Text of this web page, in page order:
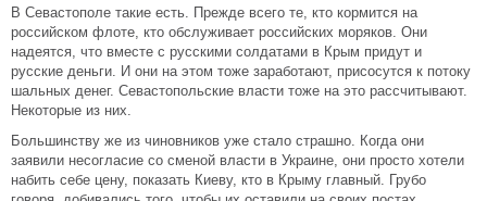
В Севастополе такие есть. Прежде всего те, кто кормится на
российском флоте, кто обслуживает российских моряков. Они
надеятся, что вместе с русскими солдатами в Крым придут и
русские деньги. И они на этом тоже заработают, присосутся к потоку
шальных денег. Севастопольские власти тоже на это рассчитывают.
Некоторые из них.
Большинству же из чиновников уже стало страшно. Когда они
заявили несогласие со сменой власти в Украине, они просто хотели
набить себе цену, показать Киеву, кто в Крыму главный. Грубо